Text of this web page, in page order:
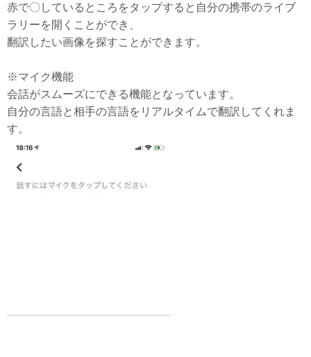
赤で〇しているところをタップすると自分の携帯のライブ
ラリーを開くことができ、
翻訳したい画像を探すことができます。
※マイク機能
会話がスムーズにできる機能となっています。
自分の言語と相手の言語をリアルタイムで翻訳してくれま
す。